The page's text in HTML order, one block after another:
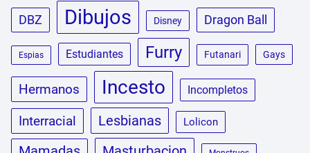
DBZ Dibujos Disney Dragon Ball
Espias Estudiantes Furry Futanari Gays
Hermanos Incesto Incompletos
Interracial Lesbianas Lolicon